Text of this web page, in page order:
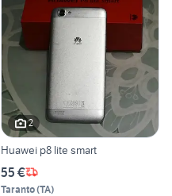
2
Huawei p8 lite smart
55 €
Taranto(TA)